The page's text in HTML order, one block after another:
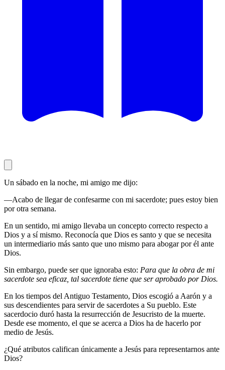
Un sábado en la noche, mi amigo me dijo:
—Acabo de llegar de confesarme con mi sacerdote; pues estoy bien
por otra semana.
En un sentido, mi amigo llevaba un concepto correcto respecto a
Dios y a sí mismo. Reconocía que Dios es santo y que se necesita
un intermediario más santo que uno mismo para abogar por él ante
Dios.
Sin embargo, puede ser que ignoraba esto: Para que la obra de mi
sacerdote sea eficaz, tal sacerdote tiene que ser aprobado por Dios.
En los tiempos del Antiguo Testamento, Dios escogió a Aarón y a
sus descendientes para servir de sacerdotes a Su pueblo. Este
sacerdocio duró hasta la resurrección de Jesucristo de la muerte.
Desde ese momento, el que se acerca a Dios ha de hacerlo por
medio de Jesús.
¿Qué atributos califican únicamente a Jesús para representarnos ante
Dios?